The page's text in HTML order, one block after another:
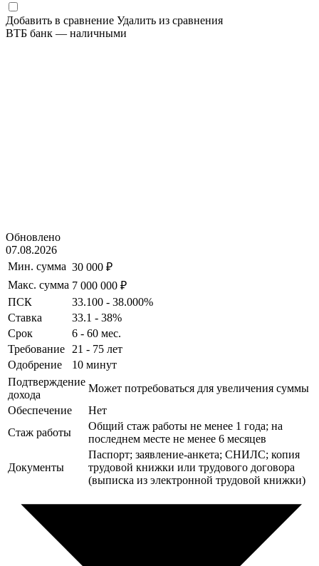
Добавить в сравнение Удалить из сравнения
ВТБ банк — наличными
Обновлено
07.08.2026
Мин. сумма 30 000 ₽
Макс. сумма 7 000 000 ₽
ПСК
33.100 - 38.000%
Ставка
33.1 - 38%
Срок
6 - 60 мес.
Требование
21 - 75 лет
Одобрение
10 минут
Подтверждение
дохода
Может потребоваться для увеличения суммы
Обеспечение
Нет
Стаж работы
Общий стаж работы не менее 1 года; на
последнем месте не менее 6 месяцев
Документы
Паспорт; заявление-анкета; СНИЛС; копия
трудовой книжки или трудового договора
(выписка из электронной трудовой книжки)